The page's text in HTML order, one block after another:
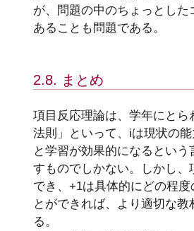
が、問題の中のちょっとし
あることも問題である。
2.8. まとめ
項目反応理論は、学年にと
法則」といって、iは現状の
と学習が効果的になるとい
すものでしかない。しかし
でき、+1は具体的にどの程
とができれば、より適切な
る。